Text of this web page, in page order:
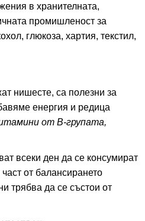
в хранителната,
промишленост за
глюкоза, хартия, текстил,
нишесте, са полезни за
енергия и редица
от В-групата,
всеки ден да се консумират
от балансирането
трябва да се състои от